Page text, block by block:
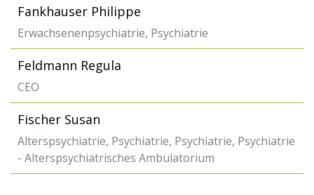
Fankhauser Philippe
Erwachsenenpsychiatrie, Psychiatrie
Feldmann Regula
CEO
Fischer Susan
Alterspsychiatrie, Psychiatrie, Psychiatrie, Psychiatrie
- Alterspsychiatrisches Ambulatorium